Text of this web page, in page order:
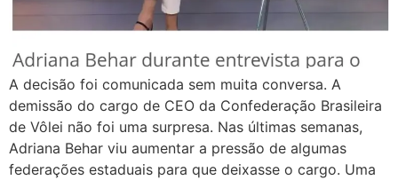
A decisão foi comunicada sem muita conversa. A
demissão do cargo de CEO da Confederação Brasileira
de Vôlei não foi uma surpresa. Nas últimas semanas,
Adriana Behar viu aumentar a pressão de algumas
federações estaduais para que deixasse o cargo. Uma